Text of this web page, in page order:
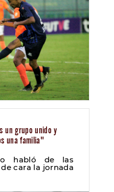
un grupo unido y
una familia"
habló de las
cara la jornada